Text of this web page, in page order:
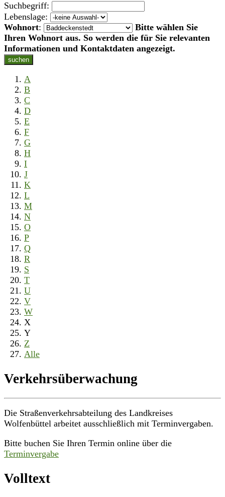
Suchbegriff:
Lebenslage:
Wohnort:
Bitte wählen Sie
Ihren Wohnort aus. So werden die für Sie relevanten
Informationen und Kontaktdaten angezeigt.
suchen
A
B
C
D
E
F
G
H
I
J
K
L
M
N
O
P
Q
R
S
T
U
V
W
X
Y
Z
Alle
Verkehrsüberwachung
Die Straßenverkehrsabteilung des Landkreises
Wolfenbüttel arbeitet ausschließlich mit Terminvergaben.
Bitte buchen Sie Ihren Termin online über die
Terminvergabe
Volltext